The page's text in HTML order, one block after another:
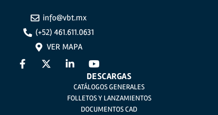
info@vbt.mx
(+52) 461.611.0631
VER MAPA
DESCARGAS
CATÁLOGOS GENERALES
FOLLETOS Y LANZAMIENTOS
DOCUMENTOS CAD